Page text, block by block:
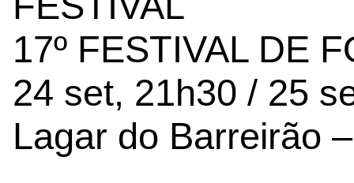
17º FESTIVAL DE
24 set, 21h30 / 25
Lagar do Barreirão